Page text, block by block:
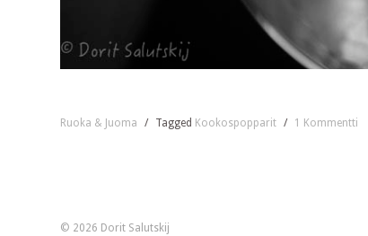
Ruoka & Juoma / Tagged Kookospopparit / 1 Kommentti
© 2026 Dorit Salutskij